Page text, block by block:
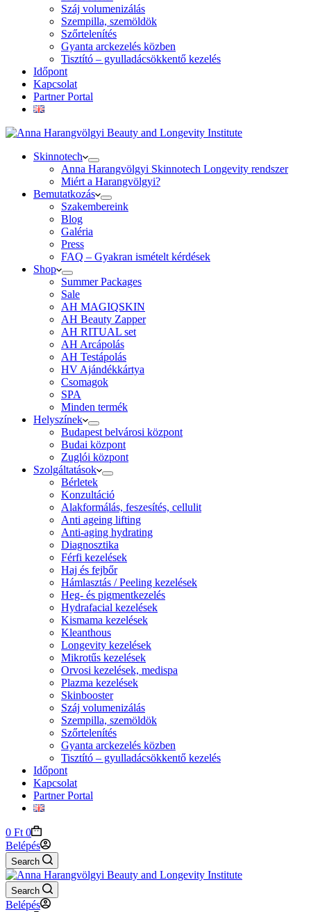
Száj volumenizálás
Szempilla, szemöldök
Szőrtelenítés
Gyanta arckezelés közben
Tisztító – gyulladácsökkentő kezelés
Időpont
Kapcsolat
Partner Portal
Skinnotech
Anna Harangvölgyi Skinnotech Longevity rendszer
Miért a Harangvölgyi?
Bemutatkozás
Szakembereink
Blog
Galéria
Press
FAQ – Gyakran ismételt kérdések
Shop
Summer Packages
Sale
AH MAGIQSKIN
AH Beauty Zapper
AH RITUAL set
AH Arcápolás
AH Testápolás
HV Ajándékkártya
Csomagok
SPA
Minden termék
Helyszínek
Budapest belvárosi központ
Budai központ
Zuglói központ
Szolgáltatások
Bérletek
Konzultáció
Alakformálás, feszesítés, cellulit
Anti ageing lifting
Anti-aging hydrating
Diagnosztika
Férfi kezelések
Haj és fejbőr
Hámlasztás / Peeling kezelések
Heg- és pigmentkezelés
Hydrafacial kezelések
Kismama kezelések
Kleanthous
Longevity kezelések
Mikrotűs kezelések
Orvosi kezelések, medispa
Plazma kezelések
Skinbooster
Száj volumenizálás
Szempilla, szemöldök
Szőrtelenítés
Gyanta arckezelés közben
Tisztító – gyulladácsökkentő kezelés
Időpont
Kapcsolat
Partner Portal
Shopping
cart
0 Ft 0
Belépés
Search
Search
Belépés